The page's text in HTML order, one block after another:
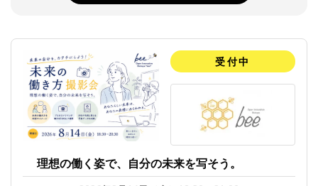
受付中
理想の働く姿で、自分の未来を写そう。